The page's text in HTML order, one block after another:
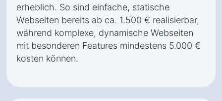
erheblich. So sind einfache, statische
Webseiten bereits ab ca. 1.500 € realisierbar,
während komplexe, dynamische Webseiten
mit besonderen Features mindestens 5.000 €
kosten können.